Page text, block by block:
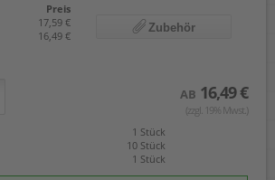
Preis
17,59 €
16,49 €
Zubehör
AB 16,49 €
(zzgl. 19% Mwst.)
1 Stück
10 Stück
1 Stück